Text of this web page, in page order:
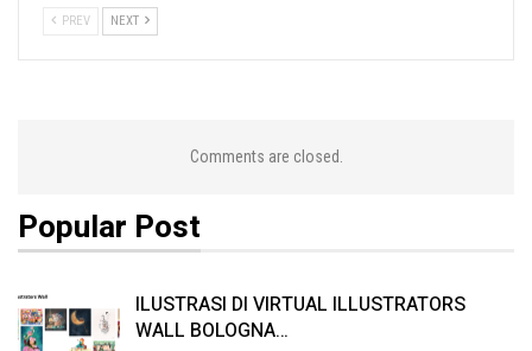
Projek Bibliofil
PREV NEXT
Comments are closed.
Popular Post
ILUSTRASI DI VIRTUAL ILLUSTRATORS
WALL BOLOGNA…